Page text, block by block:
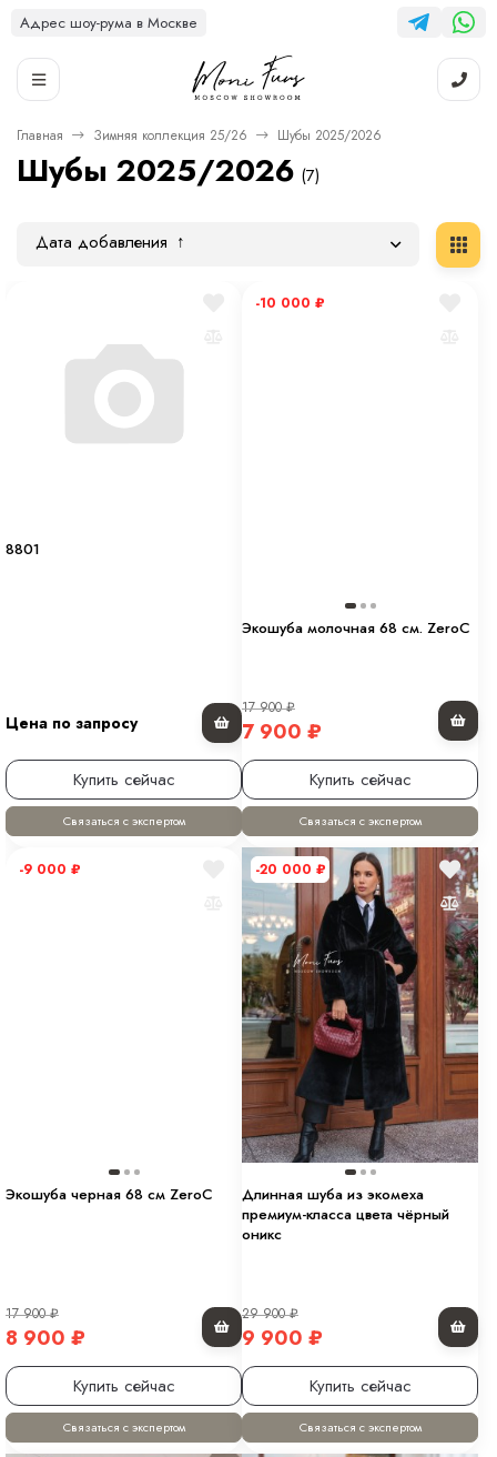
Адрес шоу-рума в Москве
Главная Зимняя коллекция 25/26 Шубы 2025/2026
Шубы 2025/2026 (7)
Дата добавления
8801
Цена по запросу
Купить сейчас
Связаться с экспертом
-10 000 ₽
Экошуба молочная 68 см. ZeroC
17 900₽
7 900 ₽
Купить сейчас
Связаться с экспертом
-9 000 ₽
Экошуба черная 68 см ZeroC
17 900₽
8 900 ₽
Купить сейчас
Связаться с экспертом
-20 000 ₽
Длинная шуба из экомеха
премиум-класса цвета чёрный
оникс
29 900₽
9 900 ₽
Купить сейчас
Связаться с экспертом